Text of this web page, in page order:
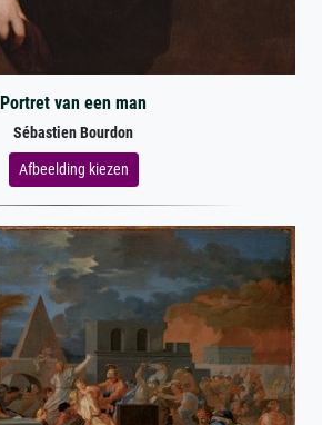
Portret van een man
Sébastien Bourdon
Afbeelding kiezen